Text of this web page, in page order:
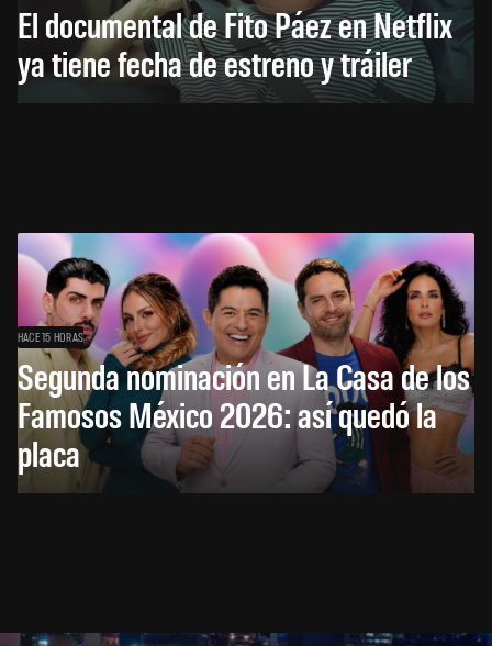
El documental de Fito Páez en Netflix
ya tiene fecha de estreno y tráiler
HACE 15 HORAS
Segunda nominación en La Casa de los
Famosos México 2026: así quedó la
placa